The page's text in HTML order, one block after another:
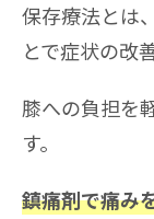
保存療法とは
とで症状の改
膝への負担を
す。
鎮痛剤で痛み